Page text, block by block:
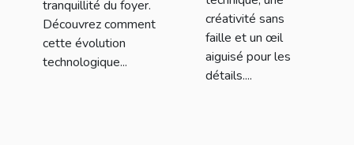
tranquillité du foyer.
Découvrez comment
cette évolution
technologique...
créativité sans
faille et un œil
aiguisé pour les
détails....